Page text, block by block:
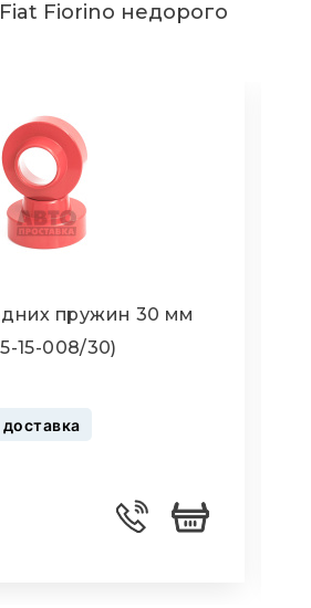
Fiorino недорого
пружин 30 мм
15-008/30)